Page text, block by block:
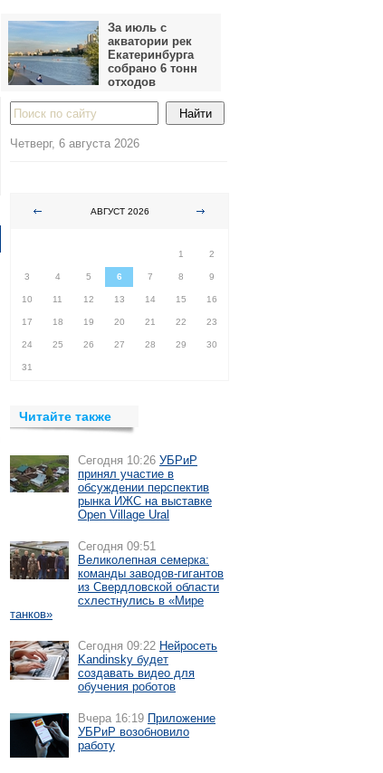
За июль с
акватории рек
Екатеринбурга
собрано 6 тонн
отходов
Четверг, 6 августа 2026
АВГУСТ 2026
1
2
3 4 5 6 7 8 9
10 11 12 13 14 15 16
17 18 19 20 21 22 23
24 25 26 27 28 29 30
31
Читайте также
Сегодня 10:26 УБРиР
принял участие в
обсуждении перспектив
рынка ИЖС на выставке
Open Village Ural
Сегодня 09:51
Великолепная семерка:
команды заводов-гигантов
из Свердловской области
схлестнулись в «Мире
танков»
Сегодня 09:22 Нейросеть
Kandinsky будет
создавать видео для
обучения роботов
Вчера 16:19 Приложение
УБРиР возобновило
работу